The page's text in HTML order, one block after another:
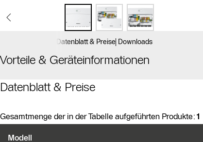
Datenblatt & Preise Downloads
Vorteile & Geräteinformationen
Datenblatt & Preise
Gesamtmenge der in der Tabelle aufgeführten Produkte: 1
Modell